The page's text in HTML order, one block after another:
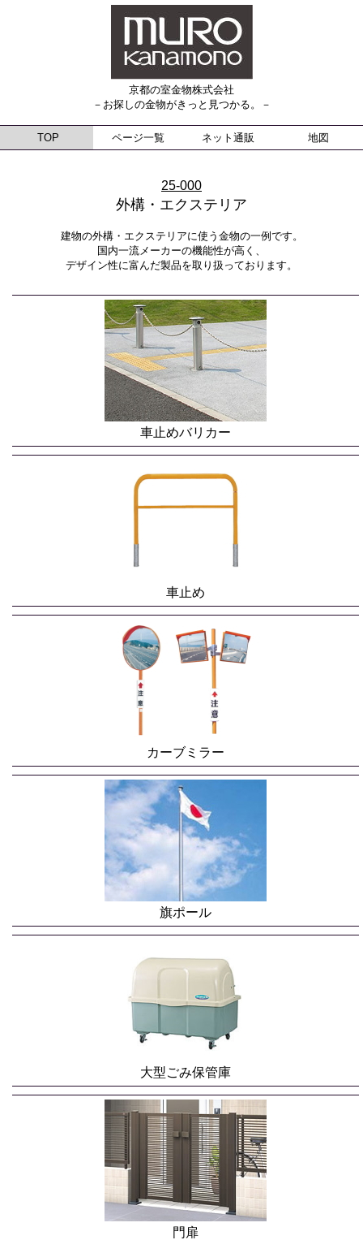
京都の室金物株式会社
－お探しの金物がきっと見つかる。－
TOP ページ一覧 ネット通販 地図
25-000
外構・エクステリア
建物の外構・エクステリアに使う金物の一例です。
国内一流メーカーの機能性が高く、
デザイン性に富んだ製品を取り扱っております。
車止めバリカー
車止め
カーブミラー
旗ポール
大型ごみ保管庫
門扉